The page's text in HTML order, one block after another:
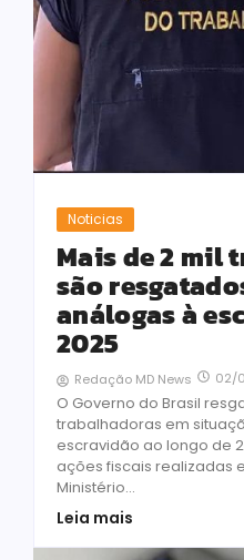
Noticias
Mais de 2 mil
são
análogas à
2025
Redação MD News 02/
O Governo do Brasil
trabalhadoras em
escravidão ao longo de
ações fiscais realizadas
Ministério...
Leia mais